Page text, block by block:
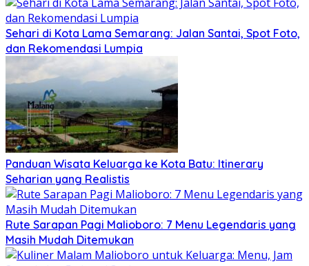
Sehari di Kota Lama Semarang: Jalan Santai, Spot Foto,
dan Rekomendasi Lumpia
Panduan Wisata Keluarga ke Kota Batu: Itinerary
Seharian yang Realistis
Rute Sarapan Pagi Malioboro: 7 Menu Legendaris yang
Masih Mudah Ditemukan